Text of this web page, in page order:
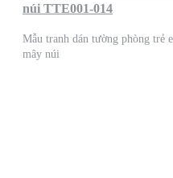
núi TTE001-014
Mẫu tranh dán tường phòng trẻ
mây núi